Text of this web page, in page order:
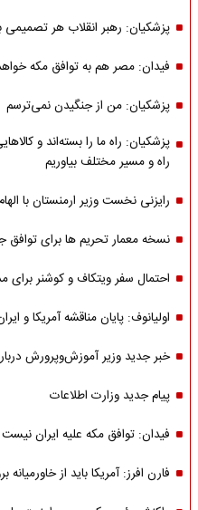
پزشکیان: رهبر انقلاب هر تصمیمی
فیدان: مصر هم به توافق مکه
پزشکیان: من از جنگیدن نمی‌ترسم
پزشکیان: راه ما را بسته‌اند و
راه و مسیر مختلف بیاوریم
رایزنی نخست وزیر ارمنستان با
نسخه معمار تحریم ها برای توافق
احتمال سفر ویتکاف و کوشنر برای
اولیانوف: پایان مناقشه آمریکا و
خبر جدید وزیر آموزش‌وپرورش
پیام جدید وزارت اطلاعات
فیدان: توافق مکه علیه ایران نیست
فارن افرز: آمریکا باید از خاورمیانه